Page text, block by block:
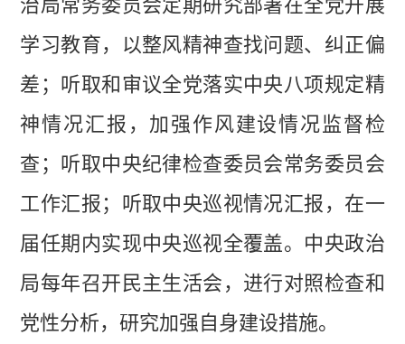
治局常务委员会定期研究部署在全党开展
学习教育，以整风精神查找问题、纠正偏
差；听取和审议全党落实中央八项规定精
神情况汇报，加强作风建设情况监督检
查；听取中央纪律检查委员会常务委员会
工作汇报；听取中央巡视情况汇报，在一
届任期内实现中央巡视全覆盖。中央政治
局每年召开民主生活会，进行对照检查和
党性分析，研究加强自身建设措施。